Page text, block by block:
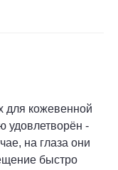
для кожевенной
удовлетворён -
на глаза они
быстро